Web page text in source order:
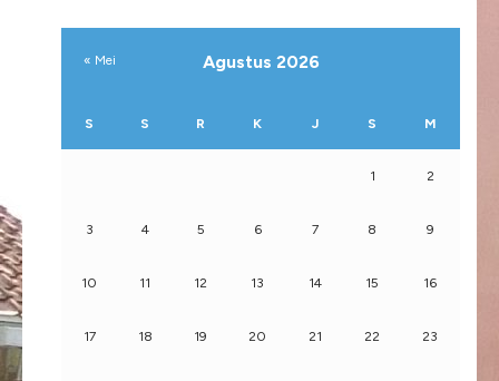
Agustus 2026
S S R K J S M
1 2
3 4 5 6 7 8 9
10 11 12 13 14 15 16
17 18 19 20 21 22 23
« Mei